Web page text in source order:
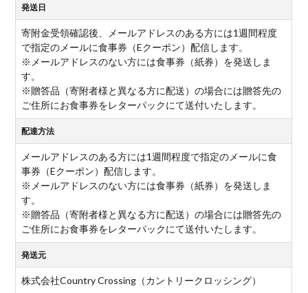
発送日
寄附金受領確認後、メールアドレスのある方には1週間程度
で指定のメールに食事券（Eクーポン）配信します。
※メールアドレスのない方には食事券（紙券）を発送しま
す。
※贈答品（寄附者様と異なる方に配送）の場合には贈答先の
ご住所にお食事券をレターパックにて送付いたします。
配達方法
メールアドレスのある方には1週間程度で指定のメールに食
事券（Eクーポン）配信します。
※メールアドレスのない方には食事券（紙券）を発送しま
す。
※贈答品（寄附者様と異なる方に配送）の場合には贈答先の
ご住所にお食事券をレターパックにて送付いたします。
発送元
株式会社Country Crossing（カントリークロッシング）